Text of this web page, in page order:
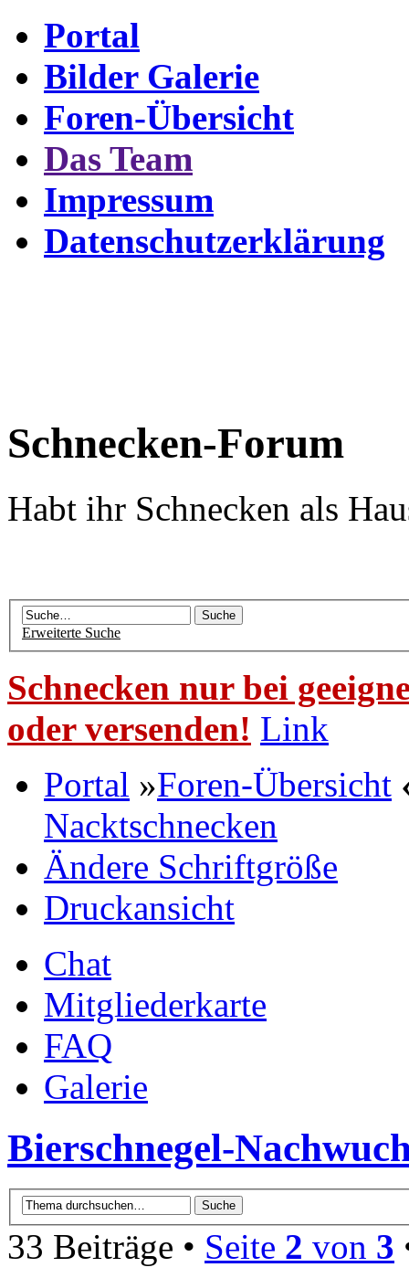
Portal
Bilder Galerie
Foren-Übersicht
Das Team
Impressum
Datenschutzerklärung
Schnecken-Forum
Habt ihr Schnecken als
Erweiterte Suche
Schnecken nur bei
oder versenden! Link
Portal »Foren-Übersicht
Nacktschnecken
Ändere Schriftgröße
Druckansicht
Chat
Mitgliederkarte
FAQ
Galerie
Bierschnegel-
33 Beiträge • Seite 2 von 3